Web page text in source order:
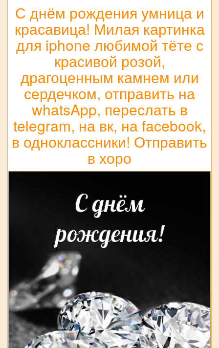
С днём рождения умница и
красавица! Милая картинка
для iphone любимой тёте с
красивой розой,
драгоценным камнем или
сердечком, отправить на
whatsApp, переслать в
telegram, на вк, на facebook,
в одноклассники! Отправить
в хоро